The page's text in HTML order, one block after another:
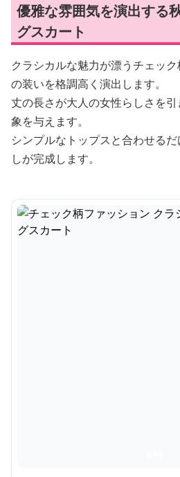
優雅な雰囲気を演出する
グスカート
クラシカルな魅力が漂うチェッ
の装いを格調高く演出します。
丈の長さが大人の女性らしさを
象を与えます。
シンプルなトップスと合わせる
しが完成します。